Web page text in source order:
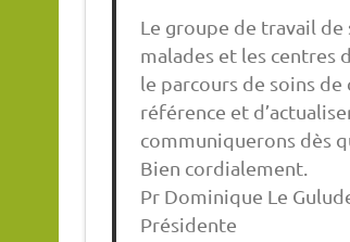
Le groupe de travail de
malades et les centres
le parcours de soins de
référence et
communiquerons dès
Bien cordialement.
Pr Dominique Le
Présidente